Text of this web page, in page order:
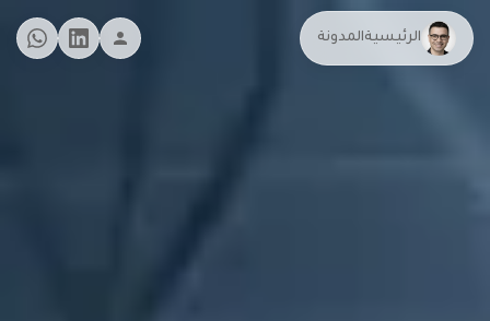
الرئيسيةالمدونة